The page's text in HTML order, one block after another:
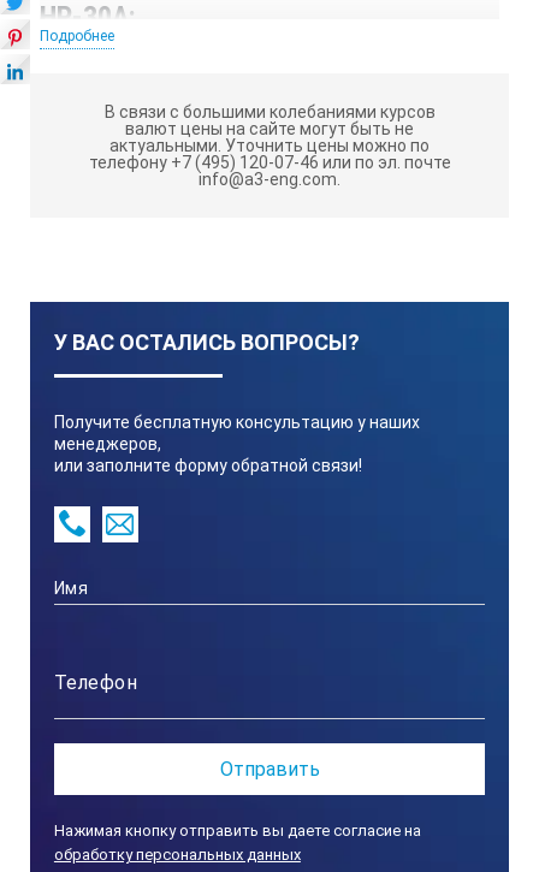
НР-30А:
HP-30A
286×387×99
Максимальная температура, °С
380
Точность установки, °С
Ручная плавная
Подробнее
В связи с большими колебаниями курсов
валют цены на сайте могут быть не
актуальными. Уточнить цены можно по
телефону +7 (495) 120-07-46 или по эл. почте
info@a3-eng.com.
У ВАС ОСТАЛИСЬ ВОПРОСЫ?
Получите бесплатную консультацию у наших
менеджеров,
или заполните форму обратной связи!
Нажимая кнопку отправить вы даете согласие на
обработку персональных данных